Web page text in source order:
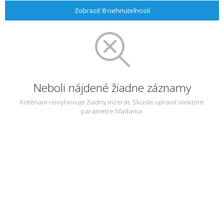
Zobraziť0nehnuteľností
Neboli nájdené žiadne záznamy
Kritériam nevyhovuje žiadny inzerát. Skúste upraviť niektoré
parametre hľadania.